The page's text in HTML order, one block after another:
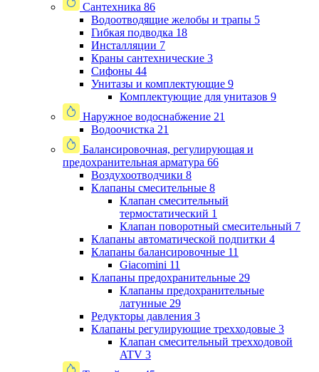
Сантехника 86
Водоотводящие желобы и трапы 5
Гибкая подводка 18
Инсталляции 7
Краны сантехнические 3
Сифоны 44
Унитазы и комплектующие 9
Комплектующие для унитазов 9
Наружное водоснабжение 21
Водоочистка 21
Балансировочная, регулирующая и
предохранительная арматура 66
Воздухоотводчики 8
Клапаны cмесительные 8
Клапан cмесительный
термостатический 1
Клапан поворотный cмесительный 7
Клапаны автоматической подпитки 4
Клапаны балансировочные 11
Giacomini 11
Клапаны предохранительные 29
Клапаны предохранительные
латунные 29
Редукторы давления 3
Клапаны регулирующие трехходовые 3
Клапан смесительный трехходовой
ATV 3